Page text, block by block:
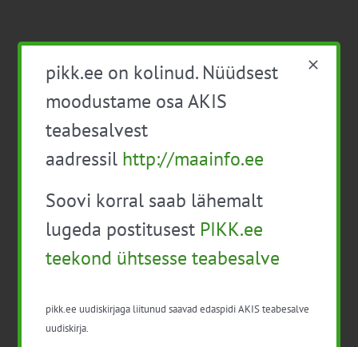
PIKK.ee teekond ühtsesse teabesalve
Ammendatud turbaalad marjapõldudeks
Vähemaga rohkem: kuidas digilahendused
aitavad põllumajanduses kasumlikkust
pikk.ee on kolinud. Nüüdsest
moodustame osa AKIS
teabesalvest
aadressil http://maainfo.ee
Soovi korral saab lähemalt
lugeda postitusest PIKK.ee
teekond ühtsesse teabesalve
pikk.ee uudiskirjaga liitunud saavad edaspidi AKIS teabesalve
uudiskirja.